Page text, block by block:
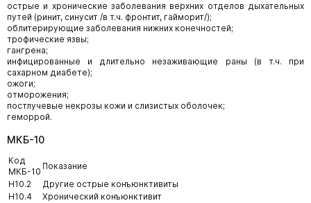
острые и хронические заболевания верхних отделов дыхательных
путей (ринит, синусит /в т.ч. фронтит, гайморит/);
облитерирующие заболевания нижних конечностей;
трофические язвы;
гангрена;
инфицированные и длительно незаживающие раны (в т.ч. при
сахарном диабете);
ожоги;
отморожения;
постлучевые некрозы кожи и слизистых оболочек;
геморрой.
МКБ-10
Код
МКБ-10
Показание
H10.2
Другие острые конъюнктивиты
H10.4
Хронический конъюнктивит